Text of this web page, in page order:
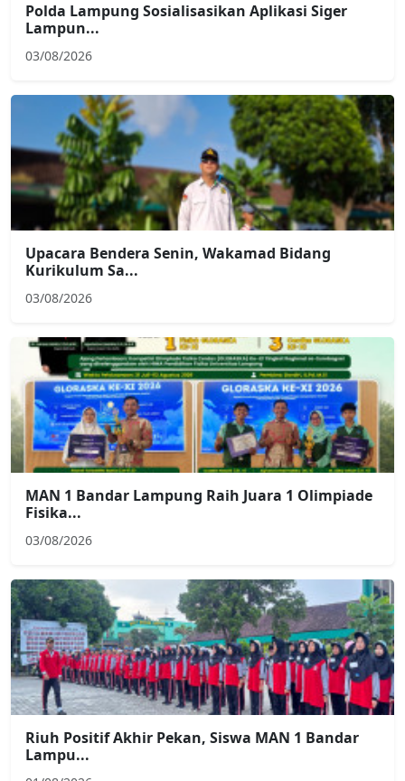
Polda Lampung Sosialisasikan Aplikasi Siger
Lampun...
03/08/2026
Upacara Bendera Senin, Wakamad Bidang
Kurikulum Sa...
03/08/2026
MAN 1 Bandar Lampung Raih Juara 1 Olimpiade
Fisika...
03/08/2026
Riuh Positif Akhir Pekan, Siswa MAN 1 Bandar
Lampu...